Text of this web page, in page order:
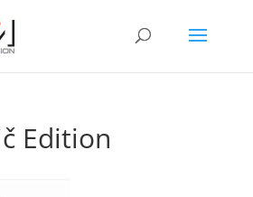
Edition